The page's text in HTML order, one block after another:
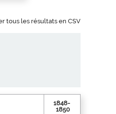
tous les résultats en CSV
1848-
1850